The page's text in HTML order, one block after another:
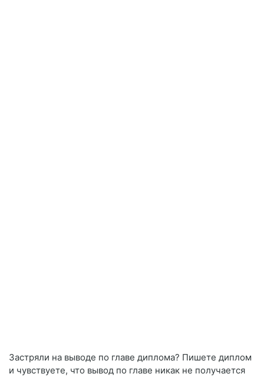
Застряли на выводе по главе диплома? Пишете диплом
и чувствуете, что вывод по главе никак не получается